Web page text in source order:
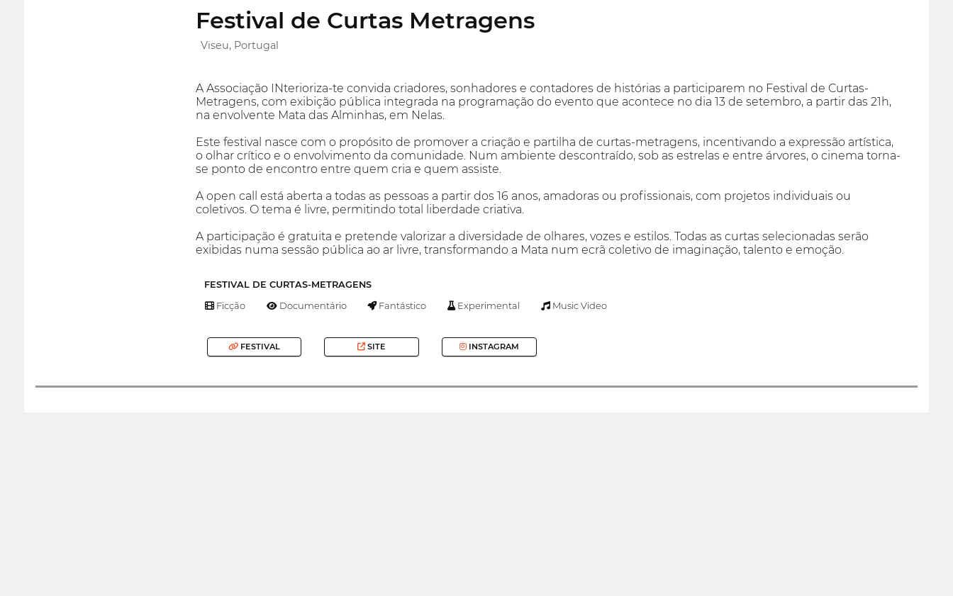
Festival de Curtas Metragens
Viseu, Portugal
A Associação INterioriza-te convida criadores, sonhadores e contadores de histórias a participarem no Festival de Curtas-
Metragens, com exibição pública integrada na programação do evento que acontece no dia 13 de setembro, a partir das 21h,
na envolvente Mata das Alminhas, em Nelas.
Este festival nasce com o propósito de promover a criação e partilha de curtas-metragens, incentivando a expressão artística,
o olhar crítico e o envolvimento da comunidade. Num ambiente descontraído, sob as estrelas e entre árvores, o cinema torna-
se ponto de encontro entre quem cria e quem assiste.
A open call está aberta a todas as pessoas a partir dos 16 anos, amadoras ou profissionais, com projetos individuais ou
coletivos. O tema é livre, permitindo total liberdade criativa.
A participação é gratuita e pretende valorizar a diversidade de olhares, vozes e estilos. Todas as curtas selecionadas serão
exibidas numa sessão pública ao ar livre, transformando a Mata num ecrã coletivo de imaginação, talento e emoção.
FESTIVAL DE CURTAS-METRAGENS
Ficção Documentário Fantástico Experimental Music Video
FESTIVAL SITE INSTAGRAM